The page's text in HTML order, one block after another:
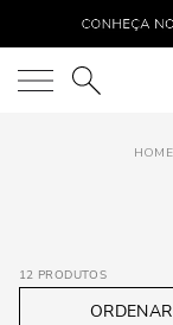
O que você está
12 PRODUTOS